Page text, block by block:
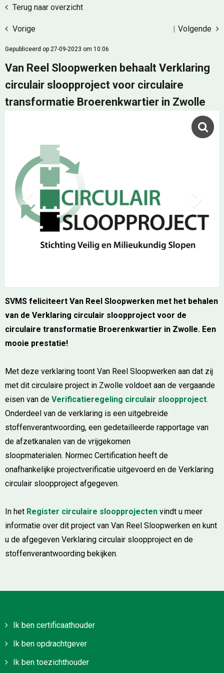
Terug naar overzicht
Volgende
|
Vorige
Gepubliceerd op 27-09-2023 om 10:06
Van Reel Sloopwerken behaalt Verklaring
circulair sloopproject voor circulaire
transformatie Broerenkwartier in Zwolle
SVMS feliciteert Van Reel Sloopwerken met het behalen
van de Verklaring circulair sloopproject voor de
circulaire transformatie Broerenkwartier in Zwolle. Een
mooie prestatie!
Met deze verklaring toont Van Reel Sloopwerken aan dat zij
met dit circulaire project in Zwolle voldoet aan de vergaande
eisen van de Verificatieregeling circulair sloopproject.
Onderdeel van de verklaring is een uitgebreide
stoffenverantwoording, een gedetailleerde rapportage van
de afzetkanalen van de vrijgekomen
sloopmaterialen. Normec Certification heeft de
onafhankelijke projectverificatie uitgevoerd en de Verklaring
circulair sloopproject afgegeven.
In het Register circulaire sloopprojecten vindt u meer
informatie over dit project van Van Reel Sloopwerken en kunt
u de afgegeven Verklaring circulair sloopproject en de
stoffenverantwoording bekijken.
Ik ben certificaathouder
Ik ben opdrachtgever
Ik ben toezichthouder